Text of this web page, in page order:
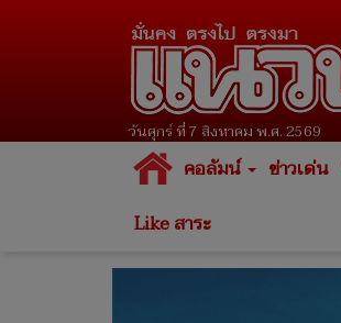
วันศุกร์ ที่ 7 สิงหาคม พ.ศ. 2569
คอลัมน์ ข่าวเด่น
Like สาระ